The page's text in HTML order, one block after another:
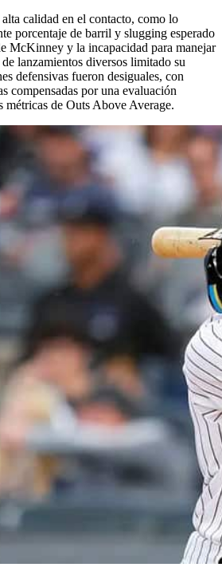
calidad en el contacto, como lo
porcentaje de barril y slugging esperado
McKinney y la incapacidad para manejar
lanzamientos diversos limitado su
defensivas fueron desiguales, con
compensadas por una evaluación
métricas de Outs Above Average.